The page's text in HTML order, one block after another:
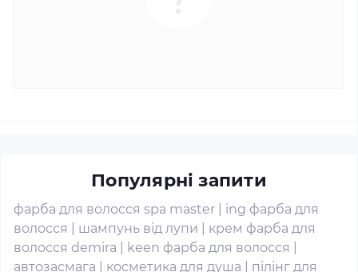
Популярні запити
фарба для волосся spa master
ing фарба для
волосся
шампунь від лупи
крем фарба для
волосся demira
keen фарба для волосся
автозасмага
косметика для душа
пілінг для